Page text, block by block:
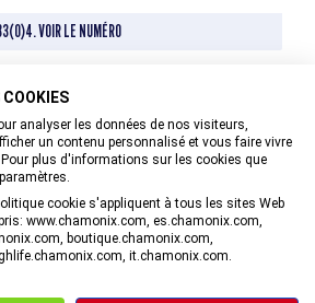
VOIR LE NUMÉRO
analyser les données de nos visiteurs,
un contenu personnalisé et vous faire vivre
Pour plus d'informations sur les cookies que
cookie s'appliquent à tous les sites Web
www.chamonix.com, es.chamonix.com,
boutique.chamonix.com,
it.chamonix.com.